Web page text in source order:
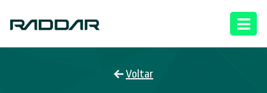
Voltar